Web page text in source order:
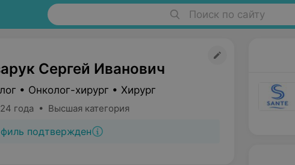
Поиск по сайту
Сергей Иванович
• Онколог-хирург • Хирург
года • Высшая категория
подтвержден